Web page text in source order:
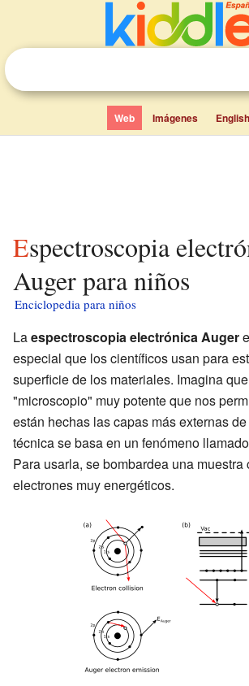
Web Imágenes English
Espectroscopia electrónica
Auger para niños
Enciclopedia para niños
Laespectroscopia electrónica Auger
especial que los científicos usan para
superficie de los materiales. Imagina
"microscopio" muy potente que nos
están hechas las capas más externas
técnica se basa en un fenómeno llamado
Para usarla, se bombardea una muestra
electrones muy energéticos.